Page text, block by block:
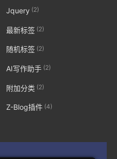
Jquery (2)
最新标签(2)
随机标签(2)
AI写作助手(2)
附加分类 (2)
Z-Blog插件(4)